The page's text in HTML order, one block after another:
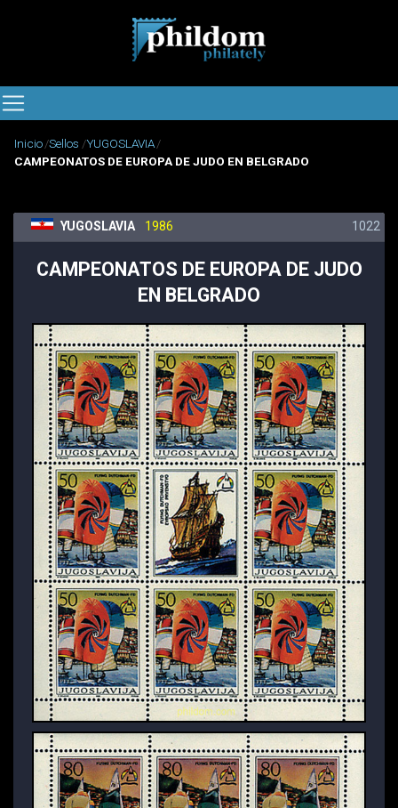
Inicio Sellos YUGOSLAVIA
CAMPEONATOS DE EUROPA DE JUDO EN BELGRADO
YUGOSLAVIA 1986 1022
CAMPEONATOS DE EUROPA DE JUDO
EN BELGRADO